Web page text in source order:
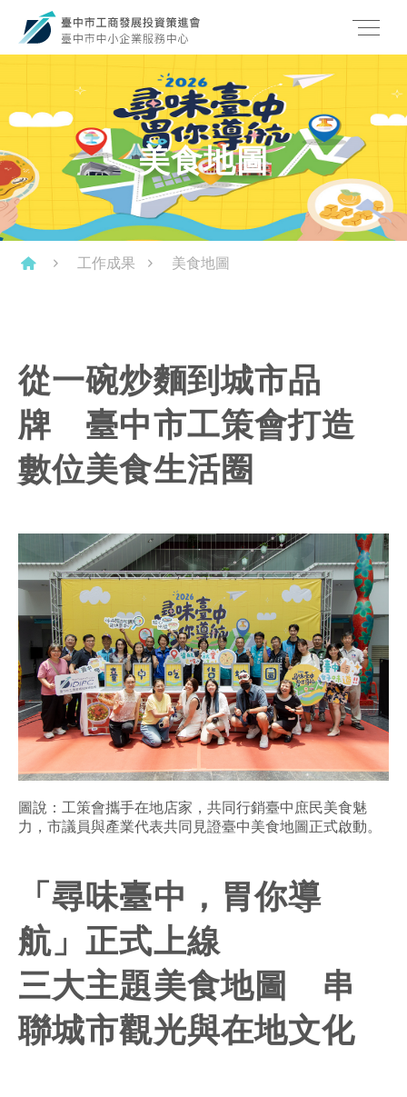
美食地圖
工作成果 美食地圖
從一碗炒麵到城市品
牌 臺中市工策會打造
數位美食生活圈
圖說：工策會攜手在地店家，共同行銷臺中庶民美食魅
力，市議員與產業代表共同見證臺中美食地圖正式啟動。
「尋味臺中，胃你導
航」正式上線
三大主題美食地圖 串
聯城市觀光與在地文化